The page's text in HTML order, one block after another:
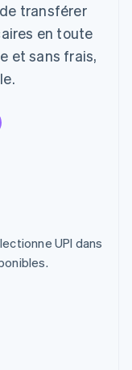
transférer
en toute
et sans frais,
UPI dans